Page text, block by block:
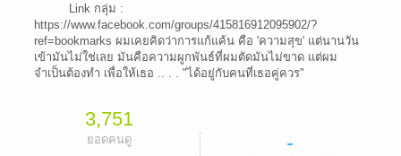
Link กลุ่ม :
https://www.facebook.com/groups/415816912095902/?
ref=bookmarks ผมเคยคิดว่าการแก้แค้น คือ 'ความสุข' แต่นานวัน
เข้ามันไม่ใช่เลย มันคือความผูกพันธ์ที่ผมตัดมันไม่ขาด แต่ผม
จำเป็นต้องทำ เพื่อให้เธอ .. . . "ได้อยู่กับคนที่เธอคู่ควร"
3,751
ยอดคนดู -